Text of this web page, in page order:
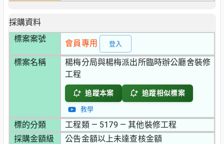
採購資料
標案案號
會員專用 登入
標案名稱
楊梅分局與楊梅派出所臨時辦公廳舍裝修
工程
追蹤本案 追蹤相似標案
教學
標的分類
工程類 — 5179 — 其他裝修工程
採購金額級
公告金額以上未達查核金額